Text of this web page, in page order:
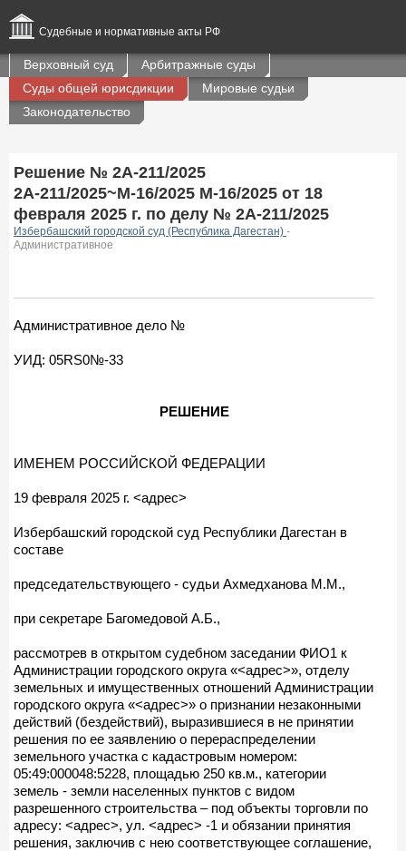
Судебные и нормативные акты РФ
Верховный суд
Арбитражные суды
Суды общей юрисдикции
Мировые судьи
Законодательство
Решение № 2А-211/2025
2А-211/2025~М-16/2025 М-16/2025 от 18
февраля 2025 г. по делу № 2А-211/2025
Избербашский городской суд (Республика Дагестан) -
Административное
Административное дело №
УИД: 05RS0№-33
РЕШЕНИЕ
ИМЕНЕМ РОССИЙСКОЙ ФЕДЕРАЦИИ
19 февраля 2025 г. <адрес>
Избербашский городской суд Республики Дагестан в
составе
председательствующего - судьи Ахмедханова М.М.,
при секретаре Багомедовой А.Б.,
рассмотрев в открытом судебном заседании ФИО1 к
Администрации городского округа «<адрес>», отделу
земельных и имущественных отношений Администрации
городского округа «<адрес>» о признании незаконными
действий (бездействий), выразившиеся в не принятии
решения по ее заявлению о перераспределении
земельного участка с кадастровым номером:
05:49:000048:5228, площадью 250 кв.м., категории
земель - земли населенных пунктов с видом
разрешенного строительства – под объекты торговли по
адресу: <адрес>, ул. <адрес> -1 и обязании принятия
решения, заключив с нею соответствующее соглашение,